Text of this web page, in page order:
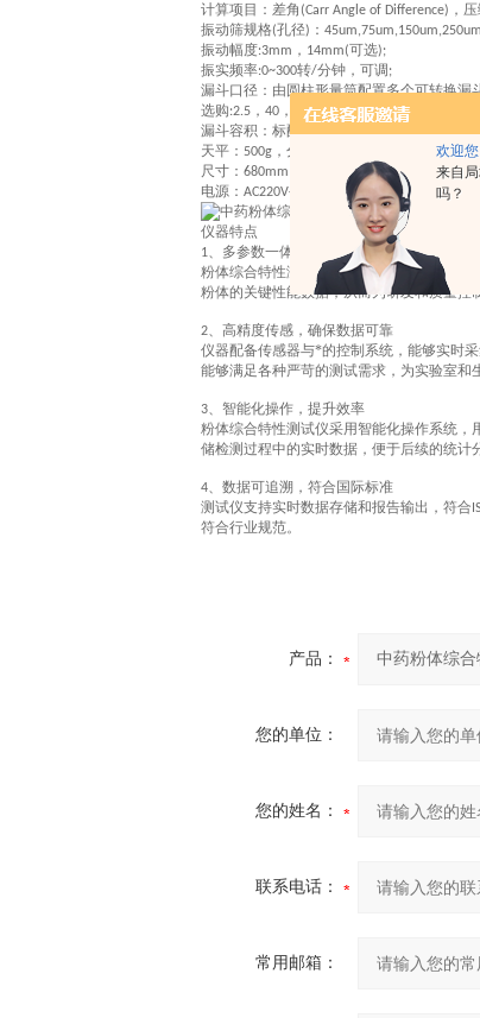
欢迎您
来自
吗？
计算项目：差角 (Carr Angle of Difference) ，
振动筛规格(孔径) ：
振动幅度:3mm ， 14mm(可选);
振实频率:0~300转/分钟，可调 ;
漏斗口径：由圆柱形量筒配置多个可转换漏
选购:2.5 ， 40 ， 5.0，6.0，7.0，8.0，
漏斗容积：标配200ml，其他选配25ml、
天平： 500g ，分辨率
尺寸 ： 680mm*380mm*750mm；
电源 ： AC220V+10V 50Hz ；
仪器特点
1、多参数一体化检测
粉体综合特性测试仪集成了流动性、堆积
粉体的关键性能数据，从而为研发和质量控
2、高精度传感，确保数据可靠
仪器配备传感器与*的控制系统，能够实时
能够满足各种严苛的测试需求，为实验室和
3、智能化操作，提升效率
粉体综合特性测试仪采用智能化操作系统
储检测过程中的实时数据，便于后续的统计
4、数据可追溯，符合国际标准
测试仪支持实时数据存储和报告输出，符合
符合行业规范。
产品：
您的单位：
您的姓名：
联系电话：
常用邮箱：